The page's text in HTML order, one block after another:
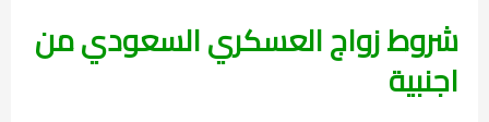
شروط زواج العسكري السعودي من
اجنبية